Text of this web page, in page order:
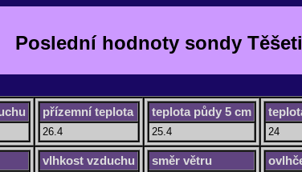
Poslední hodnoty sondy
přízemní teplota
26.4
teplota půdy 5 cm
25.4 24
vlhkost vzduchu směr větru